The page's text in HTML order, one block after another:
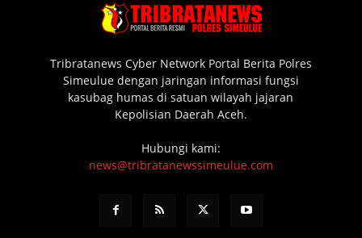
Tribratanews Cyber Network Portal Berita Polres
Simeulue dengan jaringan informasi fungsi
kasubag humas di satuan wilayah jajaran
Kepolisian Daerah Aceh.
Hubungi kami:
news@tribratanewssimeulue.com